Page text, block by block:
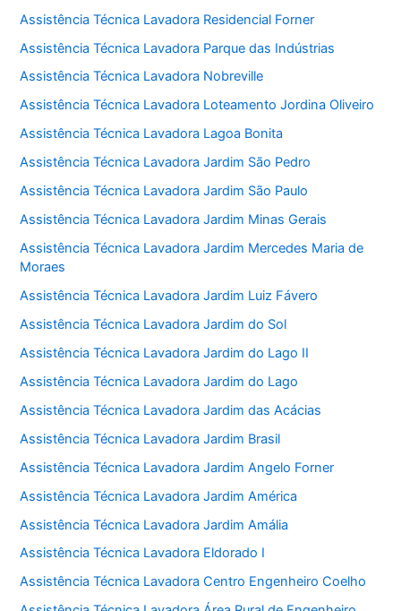
Assistência Técnica Lavadora Residencial Forner
Assistência Técnica Lavadora Parque das Indústrias
Assistência Técnica Lavadora Nobreville
Assistência Técnica Lavadora Loteamento Jordina Oliveiro
Assistência Técnica Lavadora Lagoa Bonita
Assistência Técnica Lavadora Jardim São Pedro
Assistência Técnica Lavadora Jardim São Paulo
Assistência Técnica Lavadora Jardim Minas Gerais
Assistência Técnica Lavadora Jardim Mercedes Maria de
Moraes
Assistência Técnica Lavadora Jardim Luiz Fávero
Assistência Técnica Lavadora Jardim do Sol
Assistência Técnica Lavadora Jardim do Lago II
Assistência Técnica Lavadora Jardim do Lago
Assistência Técnica Lavadora Jardim das Acácias
Assistência Técnica Lavadora Jardim Brasil
Assistência Técnica Lavadora Jardim Angelo Forner
Assistência Técnica Lavadora Jardim América
Assistência Técnica Lavadora Jardim Amália
Assistência Técnica Lavadora Eldorado I
Assistência Técnica Lavadora Centro Engenheiro Coelho